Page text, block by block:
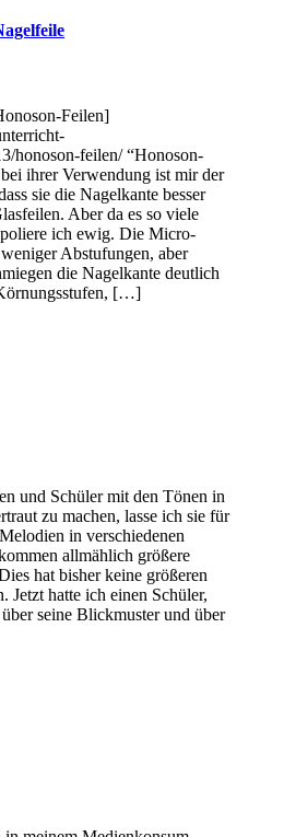
Feilen]
honoson-feilen/ “Honoson-
ihrer Verwendung ist mir der
sie die Nagelkante besser
Aber da es so viele
ich ewig. Die Micro-
Abstufungen, aber
die Nagelkante deutlich
[…]
und Schüler mit den Tönen in
zu machen, lasse ich sie für
in verschiedenen
allmählich größere
hat bisher keine größeren
Jetzt hatte ich einen Schüler,
seine Blickmuster und über